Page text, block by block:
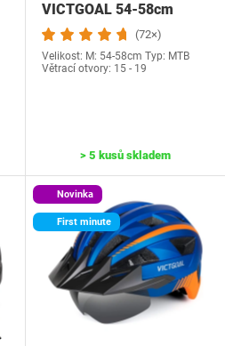
VICTGOAL 54-58cm
(72×)
Velikost: M: 54-58cm Typ: MTB
Větrací otvory: 15 - 19
> 5 kusů skladem
Novinka
First minute